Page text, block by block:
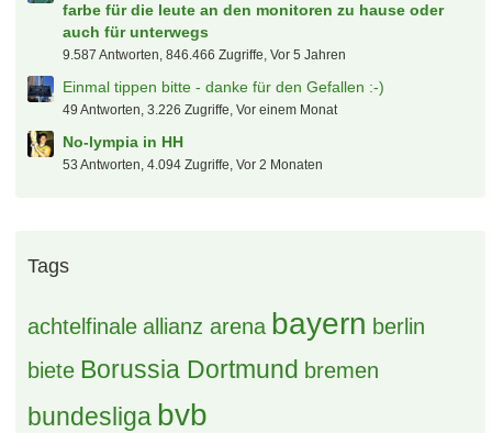
farbe für die leute an den monitoren zu hause oder
auch für unterwegs
9.587 Antworten, 846.466 Zugriffe, Vor 5 Jahren
Einmal tippen bitte - danke für den Gefallen :-)
49 Antworten, 3.226 Zugriffe, Vor einem Monat
No-lympia in HH
53 Antworten, 4.094 Zugriffe, Vor 2 Monaten
Tags
achtelfinale allianz arena bayern berlin
biete Borussia Dortmund bremen
bundesliga bvb